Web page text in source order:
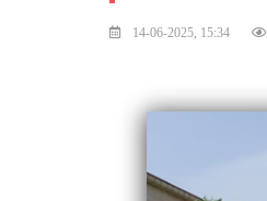
14-06-2025, 15:34